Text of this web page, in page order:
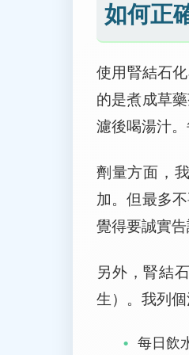
如何正
使用腎結石
的是煮成草
濾後喝湯汁
劑量方面，
加。但最多
覺得要誠實告
另外，腎結
生）。我列
每日飲